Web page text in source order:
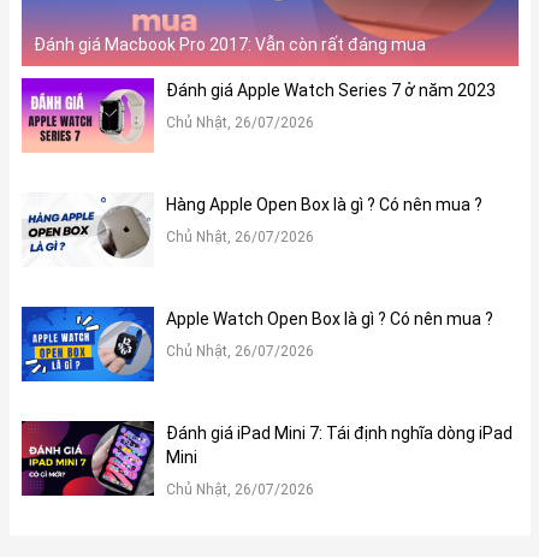
3, Hiệu năng của iPad Pro M2 2022 như thế nào?
iPad Pro M2 2022 sở hữu hiệu năng cực khủng với con chip M2
đúng như tên gọi của mình. Con chip vô cùng mạnh mẽ này sở
suất đa luồng nhanh hơn 18% và tốc độ xử lý đồ họa nhanh hơn
tới 35% , đáp ứng các tác vụ AI, AR nhanh hơn 40% so với con
chip M1 nhờ cải tiến các lõi Neural Engine.
Đánh giá Macbook Pro 2017: Vẫn còn rất đáng mua
Đánh giá Apple Watch Series 7 ở năm 2023
Chủ Nhật, 26/07/2026
Hàng Apple Open Box là gì ? Có nên mua ?
Chủ Nhật, 26/07/2026
Apple Watch Open Box là gì ? Có nên mua ?
Chủ Nhật, 26/07/2026
Đánh giá iPad Mini 7: Tái định nghĩa dòng iPad
Mini
Chủ Nhật, 26/07/2026